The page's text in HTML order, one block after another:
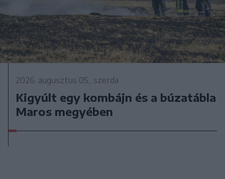
2026. augusztus 05., szerda
Kigyúlt egy kombájn és a búzatábla
Maros megyében